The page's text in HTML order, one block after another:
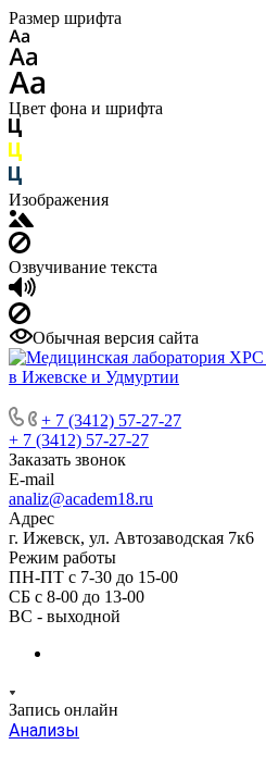
Размер шрифта
Цвет фона и шрифта
Изображения
Озвучивание текста
Обычная версия сайта
+ 7 (3412) 57-27-27
+ 7 (3412) 57-27-27
Заказать звонок
E-mail
analiz@academ18.ru
Адрес
г. Ижевск, ул. Автозаводская 7к6
Режим работы
ПН-ПТ с 7-30 до 15-00
СБ с 8-00 до 13-00
ВС - выходной
Запись онлайн
Анализы